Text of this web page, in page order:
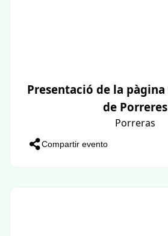
Presentació de la
de Porreres
Porreras
Compartir evento